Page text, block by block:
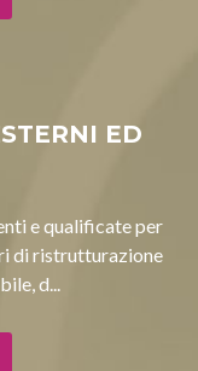
ED
e qualificate per
di ristrutturazione
d...